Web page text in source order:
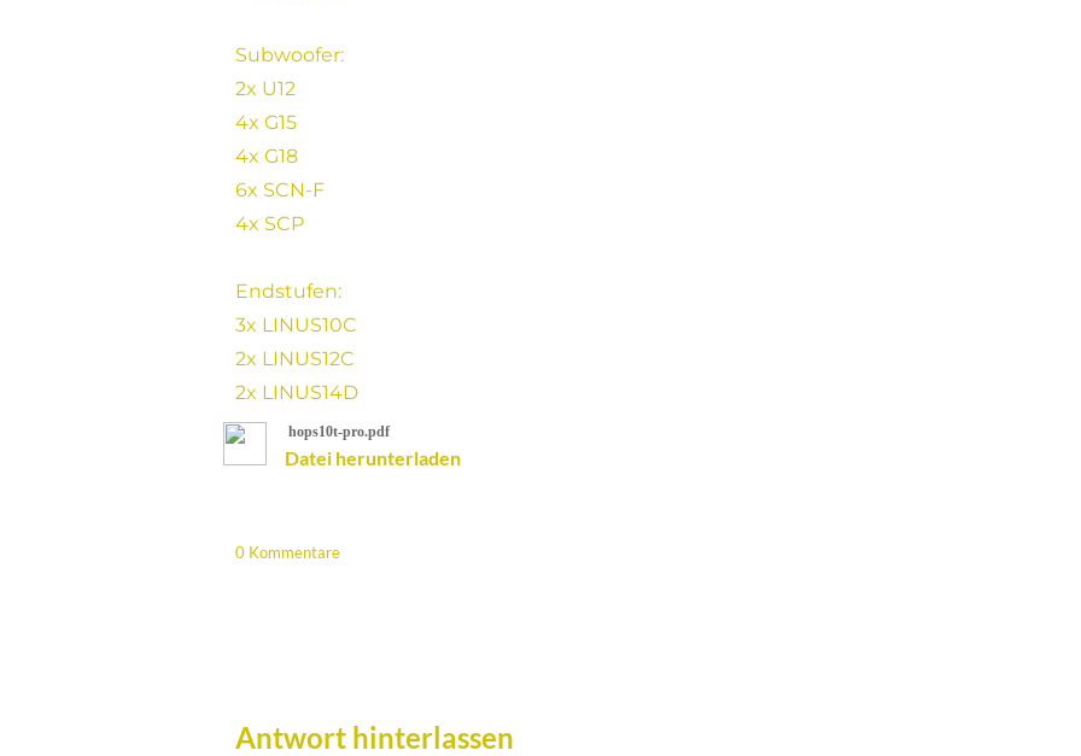
Subwoofer:
2x U12
4x G15
4x G18
6x SCN-F
4x SCP
Endstufen:
3x LINUS10C
2x LINUS12C
​2x LINUS14D
hops10t-pro.pdf
Datei herunterladen
0 Kommentare
Antwort hinterlassen